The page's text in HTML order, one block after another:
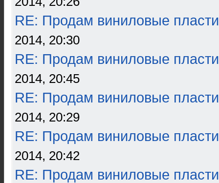
RE: Продам виниловые
2014, 20:30
RE: Продам виниловые
2014, 20:45
RE: Продам виниловые
2014, 20:29
RE: Продам виниловые
2014, 20:42
RE: Продам виниловые